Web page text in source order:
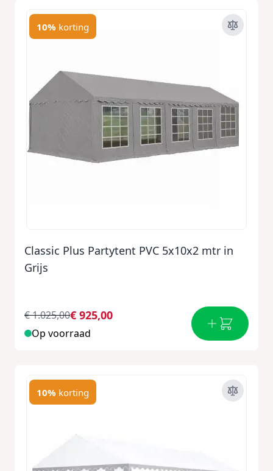
10% korting
Classic Plus Partytent PVC 5x10x2 mtr in
Grijs
€ 925,00
€ 1.025,00
Op voorraad
10% korting